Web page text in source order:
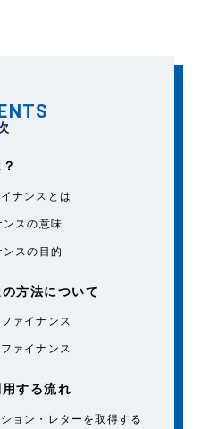
ナンスとは
ンスの意味
スの目的
方法について
ァイナンス
ァイナンス
する流れ
ョン・レターを取得する